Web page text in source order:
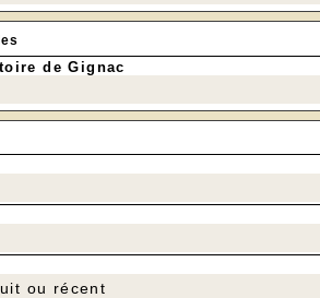
de Gignac
ou récent